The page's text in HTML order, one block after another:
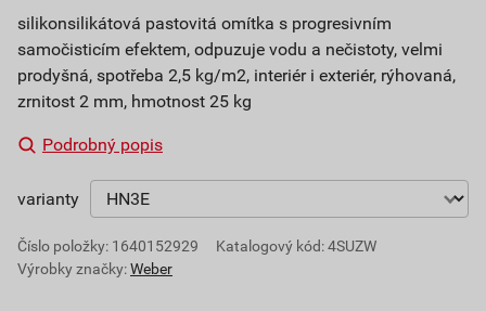
silikonsilikátová pastovitá omítka s progresivním
samočisticím efektem, odpuzuje vodu a nečistoty, velmi
prodyšná, spotřeba 2,5 kg/m2, interiér i exteriér, rýhovaná,
zrnitost 2 mm, hmotnost 25 kg
Podrobný popis
varianty
Číslo položky: 1640152929
Katalogový kód: 4SUZW
Výrobky značky:Weber